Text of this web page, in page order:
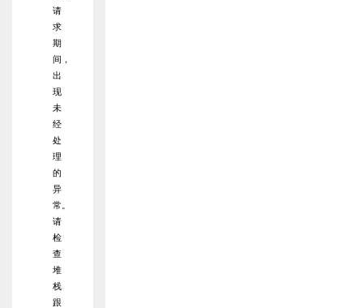
请
求
期
间，
出
现
未
经
处
理
的
异
常。
请
检
查
堆
栈
跟